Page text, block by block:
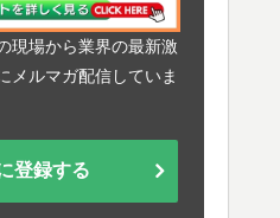
現場から業界の最新激
メルマガ配信していま
登録する